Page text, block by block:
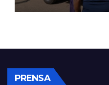
PRENSA